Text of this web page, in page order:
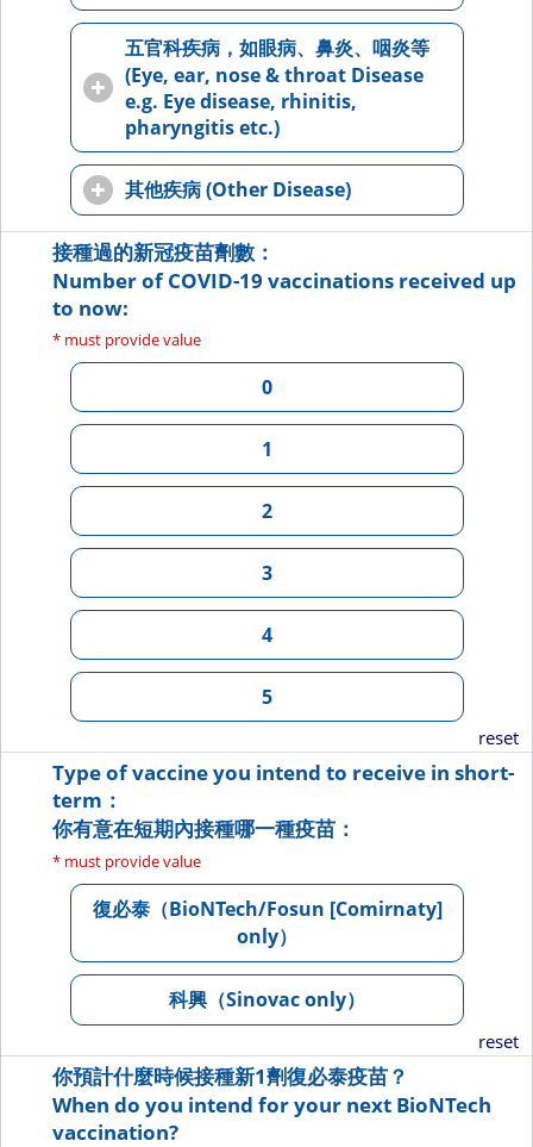
五官科疾病，如眼病、鼻炎、咽炎等
(Eye, ear, nose & throat Disease
e.g. Eye disease, rhinitis,
pharyngitis etc.)
其他疾病 (Other Disease)
接種過的新冠疫苗劑數：
Number of COVID-19 vaccinations received up
to now:
* must provide value
0
1
2
3
4
5
reset
Type of vaccine you intend to receive in short-
term：
你有意在短期內接種哪一種疫苗：
* must provide value
復必泰（BioNTech/Fosun [Comirnaty]
only）
科興（Sinovac only）
reset
你預計什麼時候接種新1劑復必泰疫苗？
When do you intend for your next BioNTech
vaccination?